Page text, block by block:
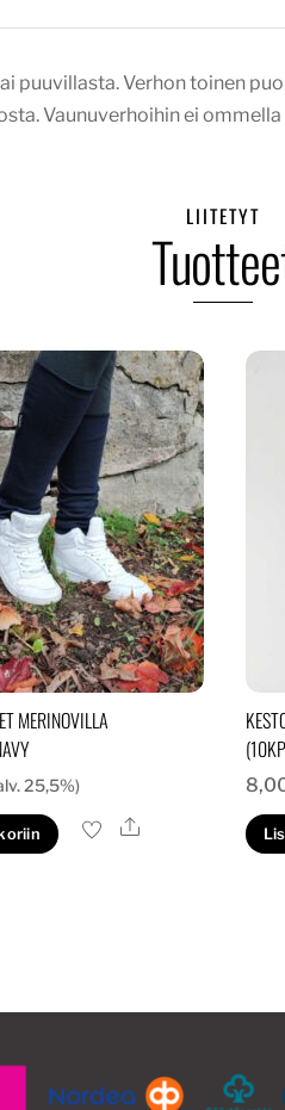
Verhon toinen
Vaunuverhoihin ei
LIITETYT
MERINOVILLA
25,5%)
Ale